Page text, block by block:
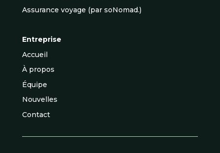
Assurance voyage (par soNomad.)
Entreprise
Accueil
À propos
Équipe
Nouvelles
Contact